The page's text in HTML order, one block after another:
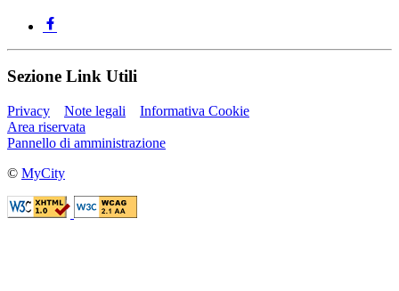
Sezione Link Utili
Privacy Note legali
Informativa Cookie
Area riservata
Pannello di amministrazione
© MyCity